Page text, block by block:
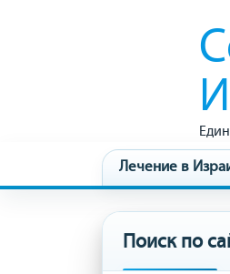
Лечение в
Поиск по